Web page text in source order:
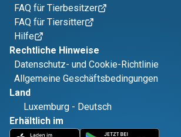
FAQ für Tierbesitzer
FAQ für Tiersitter
Hilfe
Rechtliche Hinweise
Datenschutz- und Cookie-Richtlinie
Allgemeine Geschäftsbedingungen
Land
Luxemburg - Deutsch
Erhältlich im